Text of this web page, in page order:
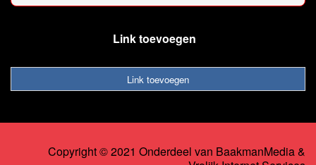
Link toevoegen
Link toevoegen
Copyright © 2021 Onderdeel van BaakmanMedia&